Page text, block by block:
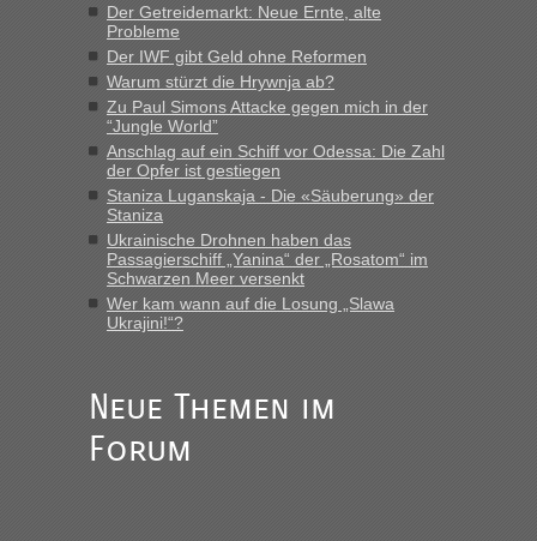
inBerichte und Reisetipps • Re: Mit dem Zug in
die Ukraine
„Man sollte aber explizit dazu schreiben, daß es ein Zug von
LeoExpress ist - und nur auf deren Webseite kann man die
Fahrkarten kaufen. Zumindest ist es die erste Umsteigefreie
Verbindung von Deutschland...“
Recht, Visa und Dokumente • Re: Deklaration
gebrauchter Kleidung beim Zoll
„Vielen Dank, mit einem Briefchen meiner Frau im Gepäck
gab es keine Probleme“
fast 11 Milliarden aufgedeckt
„Am besten wäre natürlich, wenn die Frau mit dabei ist.
Alleinreisende Männer stehen schließlich immer unter
Der Getreidemarkt: Neue Ernte, alte
Probleme
Der IWF gibt Geld ohne Reformen
Warum stürzt die Hrywnja ab?
Zu Paul Simons Attacke gegen mich in der
“Jungle World”
Anschlag auf ein Schiff vor Odessa: Die Zahl
der Opfer ist gestiegen
Staniza Luganskaja - Die «Säuberung» der
Staniza
Ukrainische Drohnen haben das
Passagierschiff „Yanina“ der „Rosatom“ im
Schwarzen Meer versenkt
Wer kam wann auf die Losung „Slawa
Ukrajini!“?
Neue Themen im
Forum